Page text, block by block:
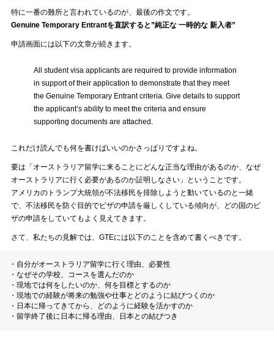
特に一番の難所と言われているのが、最後の作文です。
Genuine Temporary Entrantを直訳すると”純正な 一時的な 新入者”
申請画面には以下の文章が続きます。
All student visa applicants are required to provide information
in support of their application to demonstrate that they meet
the Genuine Temporary Entrant criteria. Give details to support
the applicant’s ability to meet the criteria and ensure
supporting documents are attached.
これだけ読んでも何を書けばいいのかさっぱりですよね。
要は「オーストラリア留学に来ることにどんな正当な理由があるのか、なぜ
オーストラリアに行く必要があるのか証明しなさい」ということです。
アメリカのトランプ大統領が不法移民を排除しようと動いているのと一緒
で、不法移民を防ぐ目的でビザの申請を厳しくしている傾向が、どの国のビ
ザの申請をしていてもよく見えてきます。
さて、私たちの見解では、GTEには以下のことを含めて書くべきです。
・自分がオーストラリア留学に行く理由、必要性
・なぜその学校、コースを選んだのか
・現地では何をしたいのか、何を目標とするのか
・現地での経験が将来の勉強や仕事とどのように結びつくのか
・日本に帰ってきてから、どのように経験を活かすのか
・留学終了後に日本に帰る理由、日本との結びつき